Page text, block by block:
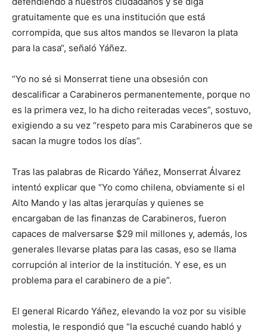
gratuitamente que es una institución que está
corrompida, que sus altos mandos se llevaron la plata
para la casa“, señaló Yáñez.
“Yo no sé si Monserrat tiene una obsesión con
descalificar a Carabineros permanentemente, porque no
es la primera vez, lo ha dicho reiteradas veces”, sostuvo,
exigiendo a su vez “respeto para mis Carabineros que se
sacan la mugre todos los días”.
Tras las palabras de Ricardo Yáñez, Monserrat Álvarez
intentó explicar que “Yo como chilena, obviamente si el
Alto Mando y las altas jerarquías y quienes se
encargaban de las finanzas de Carabineros, fueron
capaces de malversarse $29 mil millones y, además, los
generales llevarse platas para las casas, eso se llama
corrupción al interior de la institución. Y ese, es un
problema para el carabinero de a pie”.
El general Ricardo Yáñez, elevando la voz por su visible
molestia, le respondió que “la escuché cuando habló y